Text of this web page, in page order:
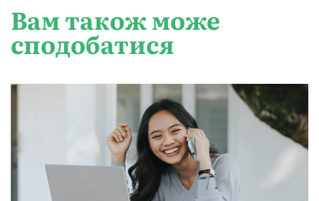
Вам також може
сподобатися